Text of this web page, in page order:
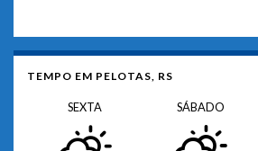
TEMPO EM PELOTAS, RS
SEXTA SÁBADO